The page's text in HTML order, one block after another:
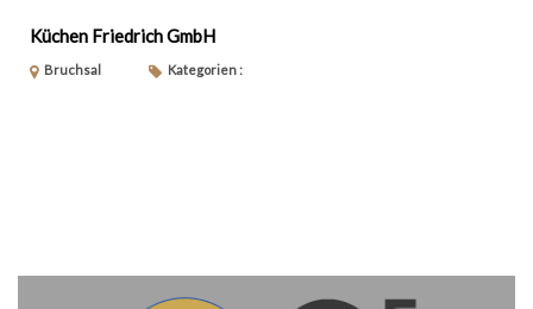
Küchen Friedrich GmbH
Bruchsal Kategorien :